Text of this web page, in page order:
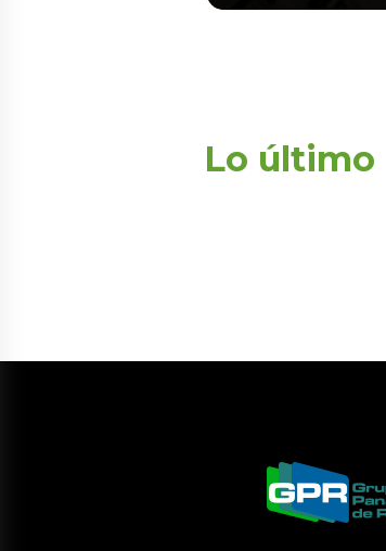
Lo último